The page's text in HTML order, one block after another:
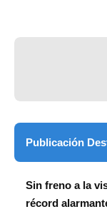
Publicación
Sin freno a la
récord